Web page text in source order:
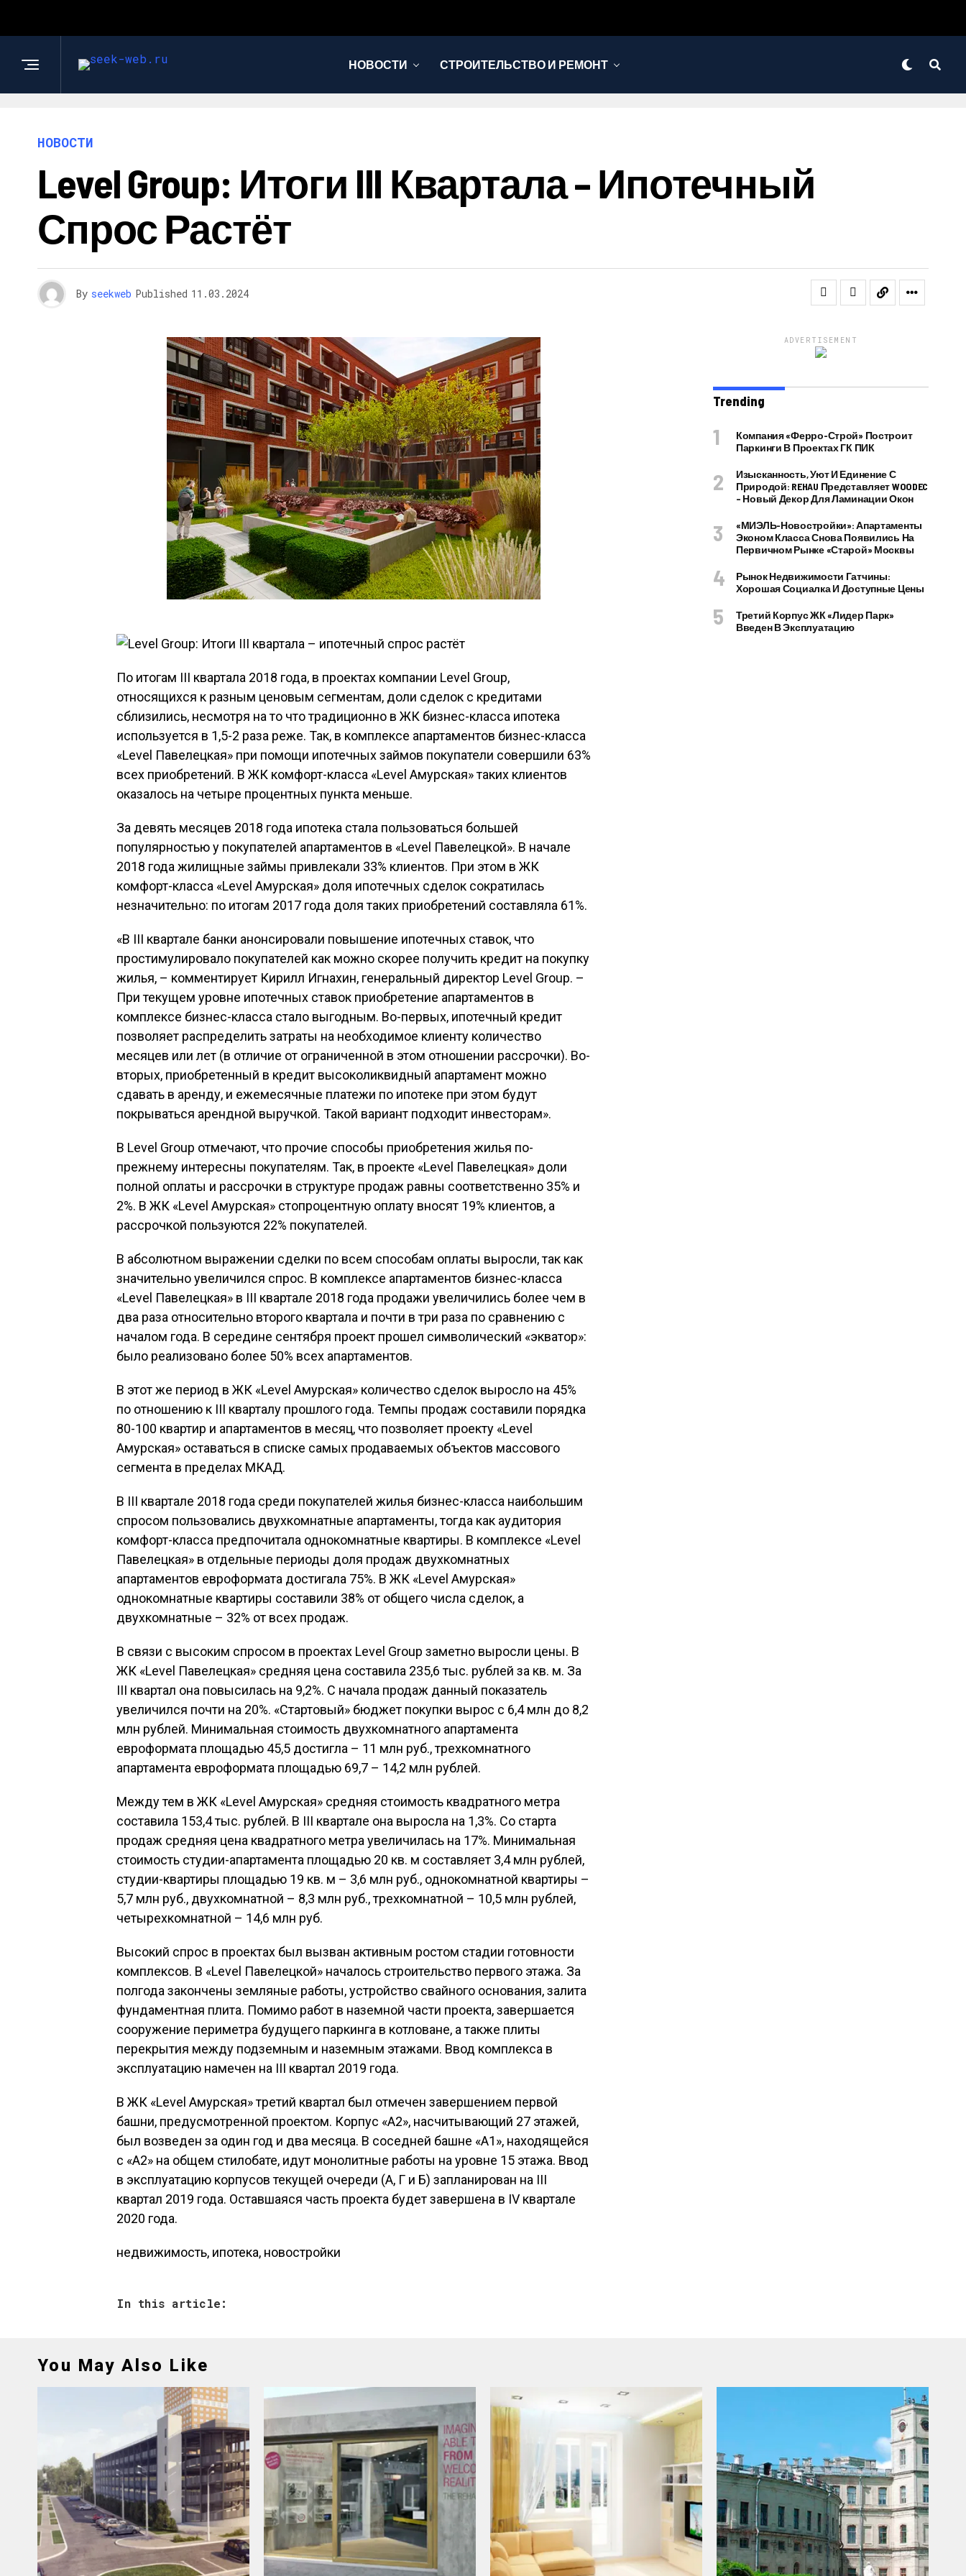
НОВОСТИ СТРОИТЕЛЬСТВО И РЕМОНТ
НОВОСТИ
Level Group: Итоги III Квартала – Ипотечный
Спрос Растёт
By seekweb Published 11.03.2024
По итогам III квартала 2018 года, в проектах компании Level Group,
относящихся к разным ценовым сегментам, доли сделок с кредитами
сблизились, несмотря на то что традиционно в ЖК бизнес-класса ипотека
используется в 1,5-2 раза реже. Так, в комплексе апартаментов бизнес-класса
«Level Павелецкая» при помощи ипотечных займов покупатели совершили 63%
всех приобретений. В ЖК комфорт-класса «Level Амурская» таких клиентов
оказалось на четыре процентных пункта меньше.
За девять месяцев 2018 года ипотека стала пользоваться большей
популярностью у покупателей апартаментов в «Level Павелецкой». В начале
2018 года жилищные займы привлекали 33% клиентов. При этом в ЖК
комфорт-класса «Level Амурская» доля ипотечных сделок сократилась
незначительно: по итогам 2017 года доля таких приобретений составляла 61%.
«В III квартале банки анонсировали повышение ипотечных ставок, что
простимулировало покупателей как можно скорее получить кредит на покупку
жилья, – комментирует Кирилл Игнахин, генеральный директор Level Group. –
При текущем уровне ипотечных ставок приобретение апартаментов в
комплексе бизнес-класса стало выгодным. Во-первых, ипотечный кредит
позволяет распределить затраты на необходимое клиенту количество
месяцев или лет (в отличие от ограниченной в этом отношении рассрочки). Во-
вторых, приобретенный в кредит высоколиквидный апартамент можно
сдавать в аренду, и ежемесячные платежи по ипотеке при этом будут
покрываться арендной выручкой. Такой вариант подходит инвесторам».
В Level Group отмечают, что прочие способы приобретения жилья по-
прежнему интересны покупателям. Так, в проекте «Level Павелецкая» доли
полной оплаты и рассрочки в структуре продаж равны соответственно 35% и
2%. В ЖК «Level Амурская» стопроцентную оплату вносят 19% клиентов, а
рассрочкой пользуются 22% покупателей.
В абсолютном выражении сделки по всем способам оплаты выросли, так как
значительно увеличился спрос. В комплексе апартаментов бизнес-класса
«Level Павелецкая» в III квартале 2018 года продажи увеличились более чем в
два раза относительно второго квартала и почти в три раза по сравнению с
началом года. В середине сентября проект прошел символический «экватор»:
было реализовано более 50% всех апартаментов.
В этот же период в ЖК «Level Амурская» количество сделок выросло на 45%
по отношению к III кварталу прошлого года. Темпы продаж составили порядка
80-100 квартир и апартаментов в месяц, что позволяет проекту «Level
Амурская» оставаться в списке самых продаваемых объектов массового
сегмента в пределах МКАД.
В III квартале 2018 года среди покупателей жилья бизнес-класса наибольшим
спросом пользовались двухкомнатные апартаменты, тогда как аудитория
комфорт-класса предпочитала однокомнатные квартиры. В комплексе «Level
Павелецкая» в отдельные периоды доля продаж двухкомнатных
апартаментов евроформата достигала 75%. В ЖК «Level Амурская»
однокомнатные квартиры составили 38% от общего числа сделок, а
двухкомнатные – 32% от всех продаж.
В связи с высоким спросом в проектах Level Group заметно выросли цены. В
ЖК «Level Павелецкая» средняя цена составила 235,6 тыс. рублей за кв. м. За
III квартал она повысилась на 9,2%. С начала продаж данный показатель
увеличился почти на 20%. «Стартовый» бюджет покупки вырос с 6,4 млн до 8,2
млн рублей. Минимальная стоимость двухкомнатного апартамента
евроформата площадью 45,5 достигла – 11 млн руб., трехкомнатного
апартамента евроформата площадью 69,7 – 14,2 млн рублей.
Между тем в ЖК «Level Амурская» средняя стоимость квадратного метра
составила 153,4 тыс. рублей. В III квартале она выросла на 1,3%. Со старта
продаж средняя цена квадратного метра увеличилась на 17%. Минимальная
стоимость студии-апартамента площадью 20 кв. м составляет 3,4 млн рублей,
студии-квартиры площадью 19 кв. м – 3,6 млн руб., однокомнатной квартиры –
5,7 млн руб., двухкомнатной – 8,3 млн руб., трехкомнатной – 10,5 млн рублей,
четырехкомнатной – 14,6 млн руб.
Высокий спрос в проектах был вызван активным ростом стадии готовности
комплексов. В «Level Павелецкой» началось строительство первого этажа. За
полгода закончены земляные работы, устройство свайного основания, залита
фундаментная плита. Помимо работ в наземной части проекта, завершается
сооружение периметра будущего паркинга в котловане, а также плиты
перекрытия между подземным и наземным этажами. Ввод комплекса в
эксплуатацию намечен на III квартал 2019 года.
В ЖК «Level Амурская» третий квартал был отмечен завершением первой
башни, предусмотренной проектом. Корпус «А2», насчитывающий 27 этажей,
был возведен за один год и два месяца. В соседней башне «А1», находящейся
с «А2» на общем стилобате, идут монолитные работы на уровне 15 этажа. Ввод
в эксплуатацию корпусов текущей очереди (А, Г и Б) запланирован на III
квартал 2019 года. Оставшаяся часть проекта будет завершена в IV квартале
2020 года.
недвижимость, ипотека, новостройки
In this article:
ADVERTISEMENT
Trending
Компания «Ферро-Строй» Построит
Паркинги В Проектах ГК ПИК
Изысканность, Уют И Единение С
Природой: REHAU Представляет WOODEC
– Новый Декор Для Ламинации Окон
«МИЭЛЬ-Новостройки»: Апартаменты
Эконом Класса Снова Появились На
Первичном Рынке «старой» Москвы
Рынок Недвижимости Гатчины:
Хорошая Социалка И Доступные Цены
Третий Корпус ЖК «Лидер Парк»
Введен В Эксплуатацию
You May Also Like